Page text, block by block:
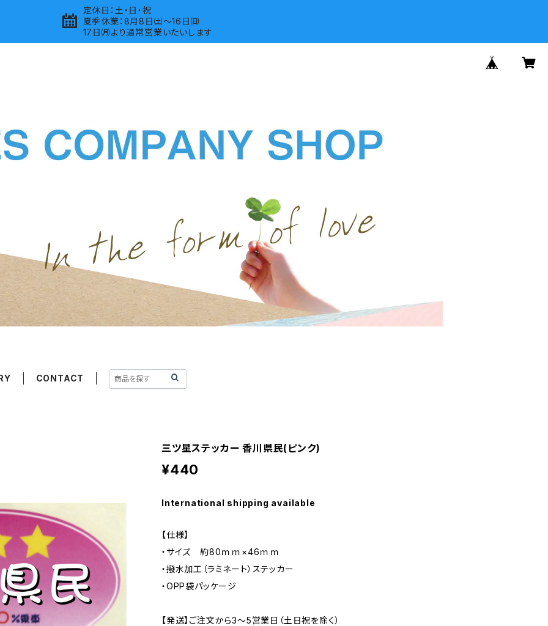
定休日：土・日・祝
夏季休業：8月8日㈯～16日㈰
17日㈪より通常営業いたいします
CONTACT
三ツ星ステッカー 香川県民(ピンク)
¥440
International shipping available
【仕様】
・サイズ 約80ｍｍ×46ｍｍ
・撥水加工（ラミネート）ステッカー
・OPP袋パッケージ
【発送】ご注文から3〜5営業日（土日祝を除く）